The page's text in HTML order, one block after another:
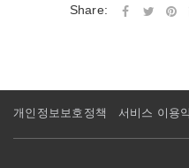
Share:
개인정보보호정책 서비스 이용